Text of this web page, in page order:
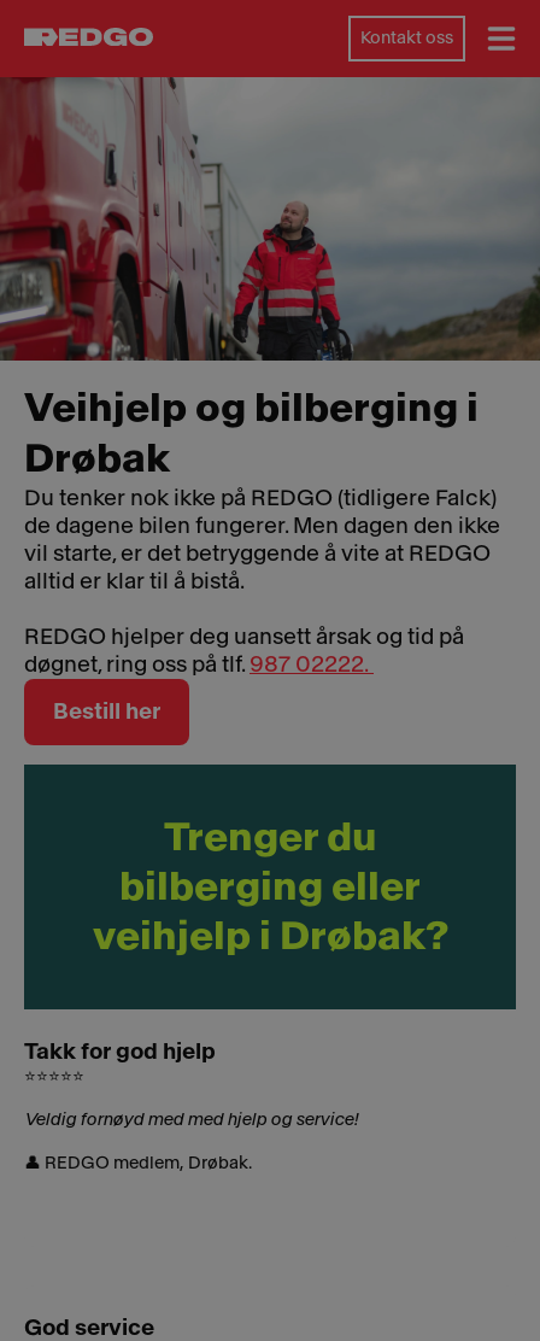
Kontakt oss
Veihjelp og bilberging i
Drøbak
Du tenker nok ikke på REDGO (tidligere Falck)
de dagene bilen fungerer. Men dagen den ikke
vil starte, er det betryggende å vite at REDGO
alltid er klar til å bistå.
REDGO hjelper deg uansett årsak og tid på
døgnet, ring oss på tlf. 987 02222.
Bestill her
Trenger du
bilberging eller
veihjelp i Drøbak?
Takk for god hjelp
⭐⭐⭐⭐⭐
Veldig fornøyd med med hjelp og service!
👤 REDGO medlem, Drøbak.
God service